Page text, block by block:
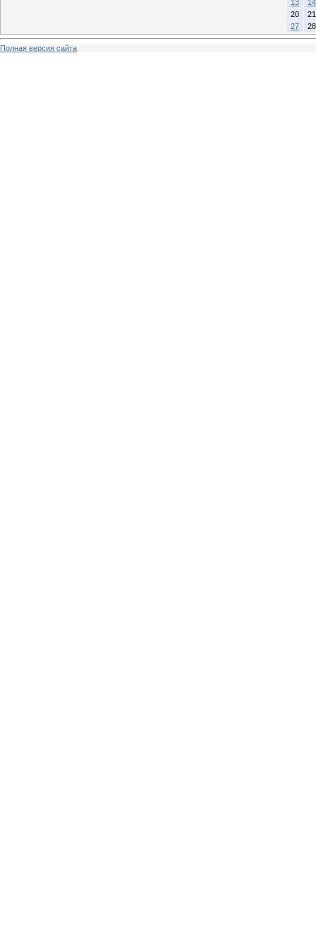
13
14
20
21
27
28
Полная версия сайта